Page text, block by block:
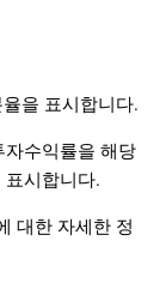
율을 표시합니다.
자수익률을 해당
시합니다.
대한 자세한 정